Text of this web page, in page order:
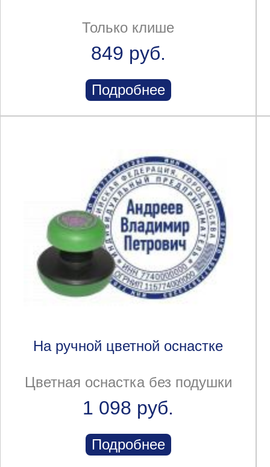
Только клише
849 руб.
Подробнее
На ручной цветной оснастке
Цветная оснастка без подушки
1 098 руб.
Подробнее